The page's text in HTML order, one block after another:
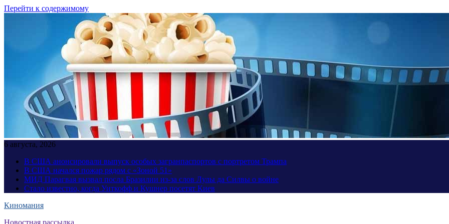
Перейти к содержимому
6 августа, 2026
В США анонсировали выпуск особых загранпаспортов с портретом Трампа
В США начался пожар рядом с «Зоной 51»
МИД Парагвая вызвал посла Бразилии из-за слов Лулы да Силвы о войне
Стало известно, когда Уиткофф и Кушнер посетят Киев
Киномания
Новостная рассылка